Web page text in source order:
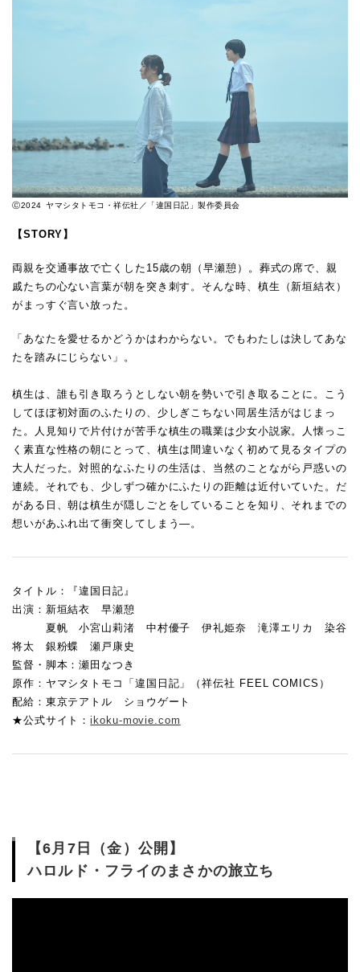
Ⓒ2024 ヤマシタトモコ・祥伝社／「違国日記」製作委員会
【STORY】
両親を交通事故で亡くした15歳の朝（早瀬憩）。葬式の席で、親
戚たちの心ない言葉が朝を突き刺す。そんな時、槙生（新垣結衣）
がまっすぐ言い放った。
「あなたを愛せるかどうかはわからない。でもわたしは決してあな
たを踏みにじらない」。
槙生は、誰も引き取ろうとしない朝を勢いで引き取ることに。こう
してほぼ初対面のふたりの、少しぎこちない同居生活がはじまっ
た。人見知りで片付けが苦手な槙生の職業は少女小説家。人懐っこ
く素直な性格の朝にとって、槙生は間違いなく初めて見るタイプの
大人だった。対照的なふたりの生活は、当然のことながら戸惑いの
連続。それでも、少しずつ確かにふたりの距離は近付いていた。だ
がある日、朝は槙生が隠しごとをしていることを知り、それまでの
想いがあふれ出て衝突してしまう―。
タイトル：『違国日記』
出演：新垣結衣 早瀬憩
夏帆 小宮山莉渚 中村優子 伊礼姫奈 滝澤エリカ 染谷
将太 銀粉蝶 瀬戸康史
監督・脚本：瀬田なつき
原作：ヤマシタトモコ「違国日記」（祥伝社 FEEL COMICS）
配給：東京テアトル ショウゲート
★公式サイト：ikoku-movie.com
【6月7日（金）公開】
ハロルド・フライのまさかの旅立ち